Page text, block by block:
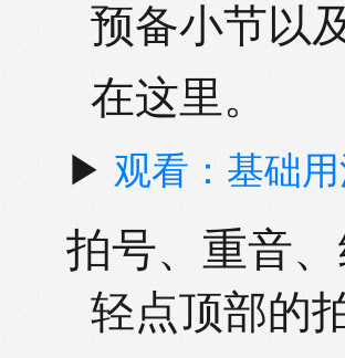
预备小节以
在这里。
▶ 观看：基础
拍号、重音
轻点顶部的